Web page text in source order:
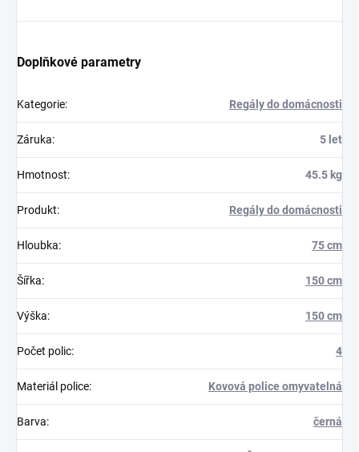
Doplňkové parametry
Kategorie: Regály do domácnosti
Záruka: 5 let
Hmotnost: 45.5 kg
Produkt: Regály do domácnosti
Hloubka: 75 cm
Šířka: 150 cm
Výška: 150 cm
Počet polic: 4
Materiál police: Kovová police omyvatelná
Barva: černá